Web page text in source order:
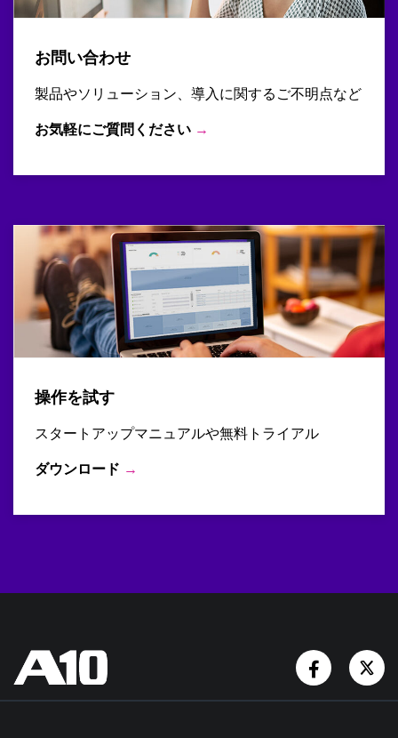
お問い合わせ
製品やソリューション、導入に関するご不明点など
お気軽にご質問ください →
操作を試す
スタートアップマニュアルや無料トライアル
ダウンロード →